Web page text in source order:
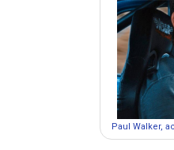
Paul Walker,